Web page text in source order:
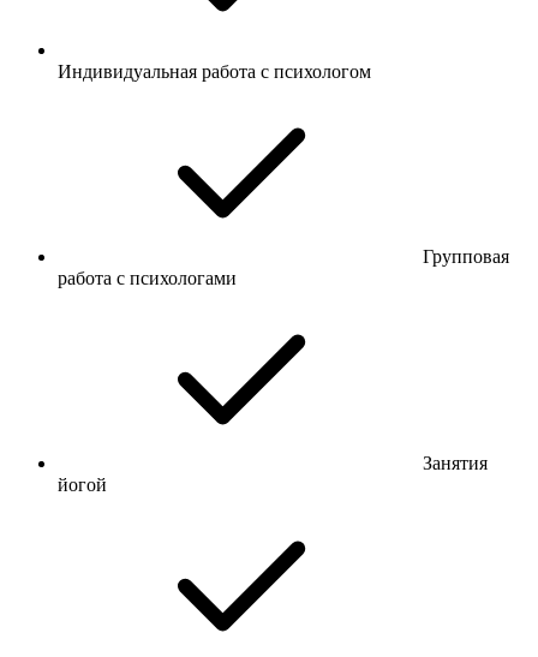
Индивидуальная работа с психологом
Групповая
работа с психологами
Занятия
йогой